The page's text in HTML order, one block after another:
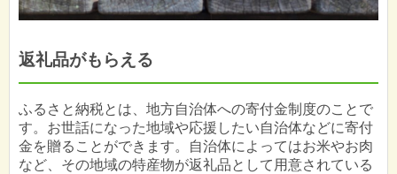
返礼品がもらえる
ふるさと納税とは、地方自治体への寄付金制度のことで
す。お世話になった地域や応援したい自治体などに寄付
金を贈ることができます。自治体によってはお米やお肉
など、その地域の特産物が返礼品として用意されている